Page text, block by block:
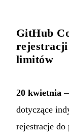
GitHub
limitów
20 kwietnia
dotyczące
rejestracje do